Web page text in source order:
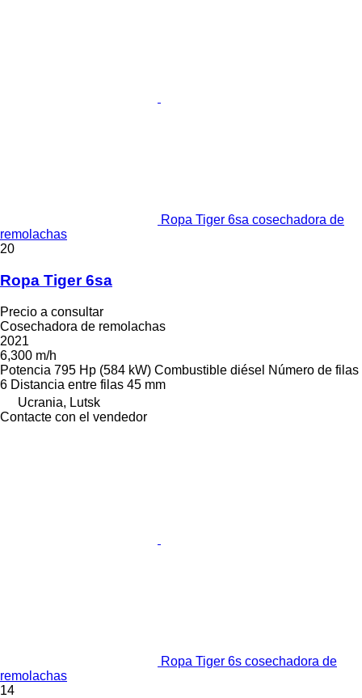
Ropa Tiger 6sa cosechadora de
remolachas
20
Ropa Tiger 6sa
Precio a consultar
Cosechadora de remolachas
2021
6,300 m/h
Potencia 795 Hp (584 kW) Combustible diésel Número de filas
6 Distancia entre filas 45 mm
Ucrania, Lutsk
Contacte con el vendedor
Ropa Tiger 6s cosechadora de
remolachas
14